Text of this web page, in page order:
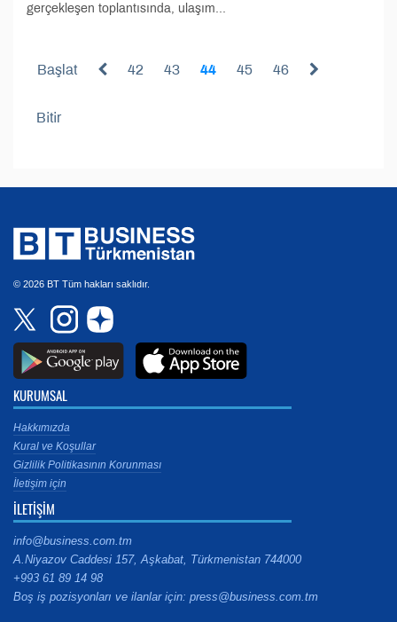
gerçekleşen toplantısında, ulaşım...
Başlat 42 43 44 45 46
Bitir
© 2026 BT Tüm hakları saklıdır.
KURUMSAL
Hakkımızda
Kural ve Koşullar
Gizlilik Politikasının Korunması
İletişim için
İLETİŞİM
info@business.com.tm
A.Niyazov Caddesi 157, Aşkabat, Türkmenistan 744000
+993 61 89 14 98
Boş iş pozisyonları ve ilanlar için: press@business.com.tm